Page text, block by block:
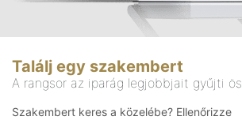
Találj egy szakembert
A rangsor az iparág legjobbjait gyűjti
Szakembert keres a közelébe? Ellenőrizze